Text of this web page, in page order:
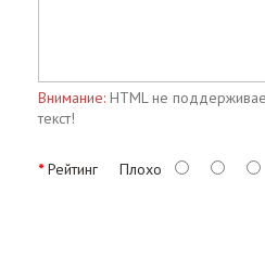
Внимание: HTML не
текст!
Рейтинг Плохо